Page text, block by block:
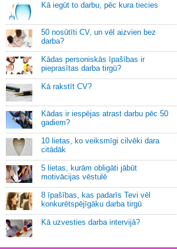
Kā iegūt to darbu, pēc kura tiecies
50 nosūtīti CV, un vēl aizvien bez
darba?
Kādas personiskās īpašības ir
pieprasītas darba tirgū?
Kā rakstīt CV?
Kādas ir iespējas atrast darbu pēc 50
gadiem?
10 lietas, ko veiksmīgi cilvēki dara
citādāk
5 lietas, kurām obligāti jābūt
motivācijas vēstulē
8 īpašības, kas padarīs Tevi vēl
konkurētspējīgāku darba tirgū
Kā uzvesties darba intervijā?